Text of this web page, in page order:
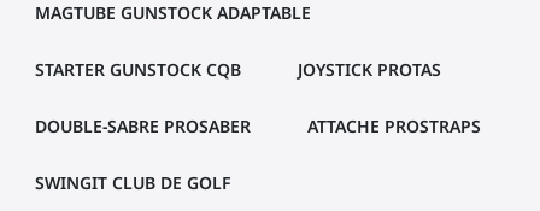
MAGTUBE GUNSTOCK ADAPTABLE
STARTER GUNSTOCK CQB JOYSTICK PROTAS
DOUBLE-SABRE PROSABER ATTACHE PROSTRAPS
SWINGIT CLUB DE GOLF